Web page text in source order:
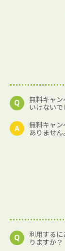
無料キャ
いけないで
無料キャ
ありません。
利用する
りますか？